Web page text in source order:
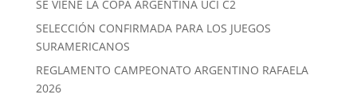
SE VIENE LA COPA ARGENTINA UCI C2
SELECCIÓN CONFIRMADA PARA LOS JUEGOS
SURAMERICANOS
REGLAMENTO CAMPEONATO ARGENTINO RAFAELA
2026